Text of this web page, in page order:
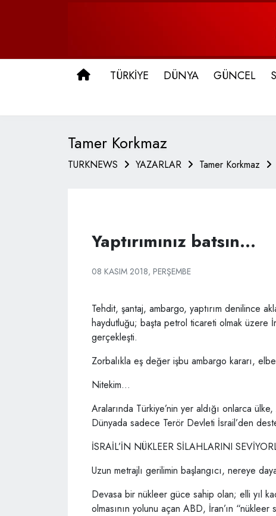
ANA SAYFA
TÜRKİYE DÜNYA GÜNCEL
Tamer Korkmaz
TURKNEWS YAZARLAR Tamer Korkmaz
Yaptırımınız batsın…
08 KASIM 2018, PERŞEMBE
Tehdit, şantaj, ambargo, yaptırım denilince
haydutluğu; başta petrol ticareti olmak üzere
gerçekleşti.
Zorbalıkla eş değer işbu ambargo kararı,
Nitekim…
Aralarında Türkiye’nin yer aldığı onlarca ülke,
Dünyada sadece Terör Devleti İsrail’den
İSRAİL’İN NÜKLEER SİLAHLARINI
Uzun metrajlı gerilimin başlangıcı, nereye
Devasa bir nükleer güce sahip olan; elli yıl
olmasının yolunu açan ABD, İran’ın